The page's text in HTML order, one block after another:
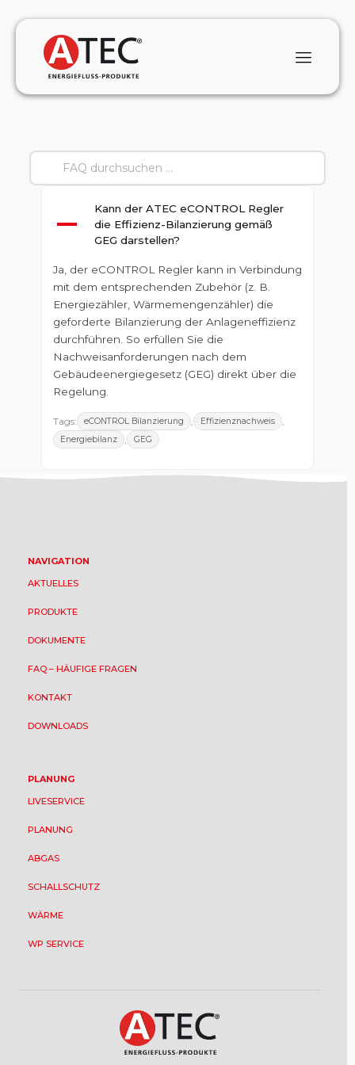
A
Kann der ATEC eCONTROL Regler
die Effizienz-Bilanzierung gemäß
GEG darstellen?
Ja, der eCONTROL Regler kann in Verbindung
mit dem entsprechenden Zubehör (z. B.
Energiezähler, Wärmemengenzähler) die
geforderte Bilanzierung der Anlageneffizienz
durchführen. So erfüllen Sie die
Nachweisanforderungen nach dem
Gebäudeenergiegesetz (GEG) direkt über die
Regelung.
Tags: eCONTROL Bilanzierung , Effizienznachweis ,
Energiebilanz , GEG
NAVIGATION
AKTUELLES
PRODUKTE
DOKUMENTE
FAQ – HÄUFIGE FRAGEN
KONTAKT
DOWNLOADS
PLANUNG
LIVESERVICE
PLANUNG
ABGAS
SCHALLSCHUTZ
WÄRME
WP SERVICE